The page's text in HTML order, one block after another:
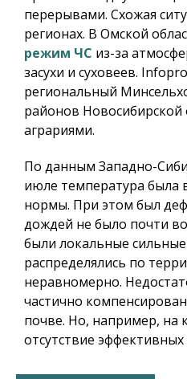
перерывами. Схожая
регионах. В Омской
режим ЧС из-за
засухи и суховеев.
региональный
районов Новосибирской
аграриями.
По данным Западно-
июле температура была
нормы. При этом был
дождей не было почти
были локальные
распределялись по
неравномерно.
частично
почве. Но, например, на
отсутствие эффективных